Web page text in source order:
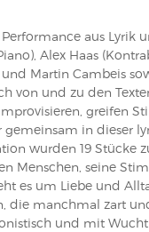
Performance aus Lyrik
Alex Haas
Martin Cambeis
von und zu den
greifen
in dieser
wurden 19 Stücke
Menschen, seine
es um Liebe und
die manchmal zart
und mit